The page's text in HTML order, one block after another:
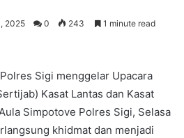
2025 0 243 1 minute read
Sigi menggelar Upacara
Kasat Lantas dan Kasat
Simpotove Polres Sigi, Selasa
khidmat dan menjadi